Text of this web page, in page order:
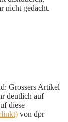
nicht gedacht.
Grossers Artikel
deutlich auf
diese
von dpr